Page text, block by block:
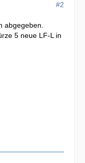
#2
abgegeben.
5 neue LF-L in